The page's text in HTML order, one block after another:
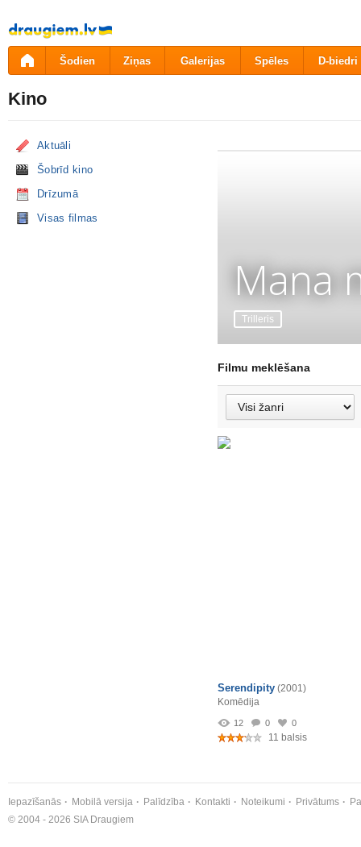
Pāriet
uz
saturu
Šodien Ziņas Galerijas Spēles D-biedri
Kino
Aktuāli
Šobrīd kino
Drīzumā
Visas filmas
Mana
Trilleris
Filmu meklēšana
Serendipity (2001)
Komēdija
12 0 0
11 balsis
Iepazīšanās Mobilā versija Palīdzība Kontakti Noteikumi Privātums
© 2004 - 2026 SIA Draugiem